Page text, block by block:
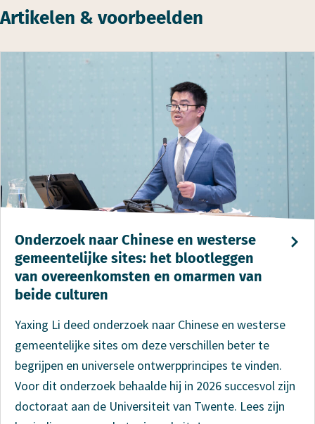
Artikelen & voorbeelden
Onderzoek naar Chinese en westerse
gemeen­telijke sites: het blootleggen
van overeen­komsten en omarmen van
beide culturen
Yaxing Li deed onderzoek naar Chinese en westerse
gemeentelijke sites om deze verschillen beter te
begrijpen en universele ontwerpprincipes te vinden.
Voor dit onderzoek behaalde hij in 2026 succesvol zijn
doctoraat aan de Universiteit van Twente. Lees zijn